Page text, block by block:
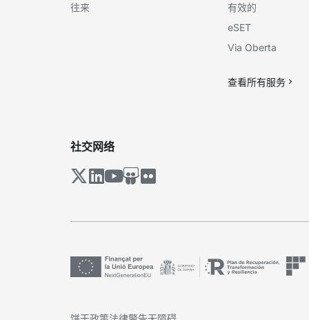
往来
有效的
eSET
Via Oberta
查看所有服务
社交网络